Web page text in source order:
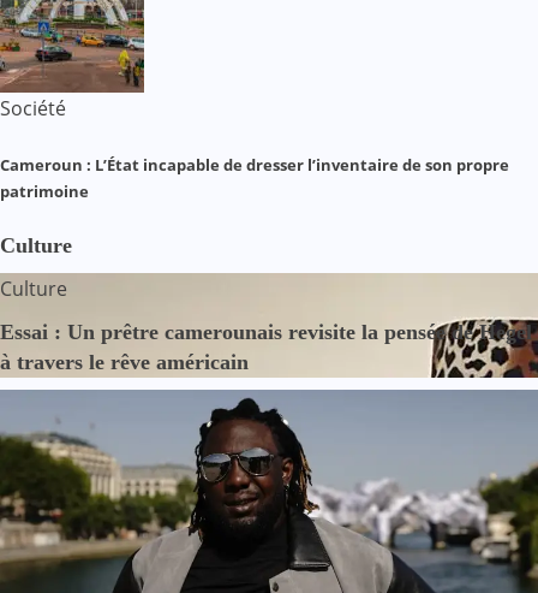
Société
Cameroun : L’État incapable de dresser l’inventaire de son propre
patrimoine
Culture
Culture
Essai : Un prêtre camerounais revisite la pensée de Hegel
à travers le rêve américain